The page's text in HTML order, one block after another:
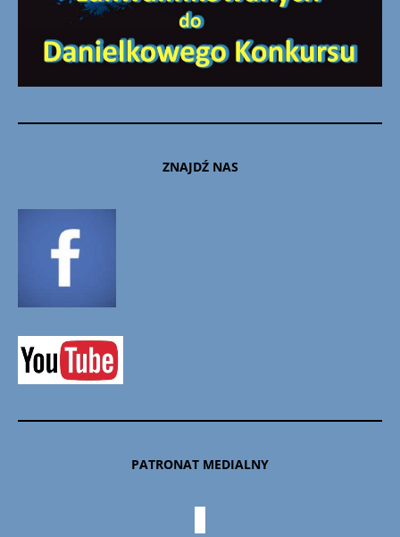
ZNAJDŹ NAS
PATRONAT MEDIALNY